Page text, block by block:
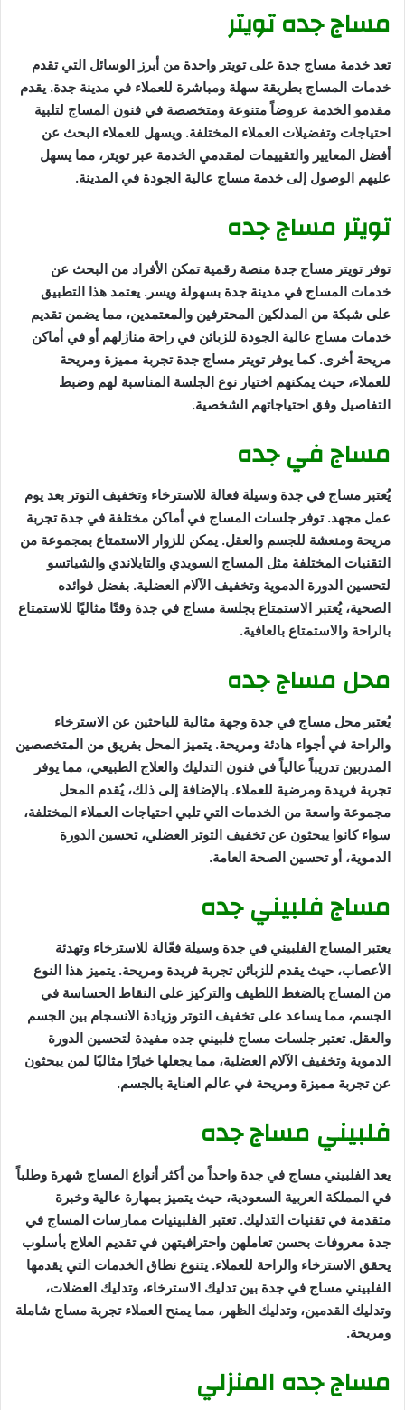
مساج جده تويتر
تعد خدمة مساج جدة على تويتر واحدة من أبرز الوسائل التي تقدم
خدمات المساج بطريقة سهلة ومباشرة للعملاء في مدينة جدة. يقدم
مقدمو الخدمة عروضاً متنوعة ومتخصصة في فنون المساج لتلبية
احتياجات وتفضيلات العملاء المختلفة. ويسهل للعملاء البحث عن
أفضل المعايير والتقييمات لمقدمي الخدمة عبر تويتر، مما يسهل
عليهم الوصول إلى خدمة مساج عالية الجودة في المدينة.
تويتر مساج جده
توفر تويتر مساج جدة منصة رقمية تمكن الأفراد من البحث عن
خدمات المساج في مدينة جدة بسهولة ويسر. يعتمد هذا التطبيق
على شبكة من المدلكين المحترفين والمعتمدين، مما يضمن تقديم
خدمات مساج عالية الجودة للزبائن في راحة منازلهم أو في أماكن
مريحة أخرى. كما يوفر تويتر مساج جدة تجربة مميزة ومريحة
للعملاء، حيث يمكنهم اختيار نوع الجلسة المناسبة لهم وضبط
التفاصيل وفق احتياجاتهم الشخصية.
مساج في جده
يُعتبر مساج في جدة وسيلة فعالة للاسترخاء وتخفيف التوتر بعد يوم
عمل مجهد. توفر جلسات المساج في أماكن مختلفة في جدة تجربة
مريحة ومنعشة للجسم والعقل. يمكن للزوار الاستمتاع بمجموعة من
التقنيات المختلفة مثل المساج السويدي والتايلاندي والشياتسو
لتحسين الدورة الدموية وتخفيف الآلام العضلية. بفضل فوائده
الصحية، يُعتبر الاستمتاع بجلسة مساج في جدة وقتًا مثاليًا للاستمتاع
بالراحة والاستمتاع بالعافية.
محل مساج جده
يُعتبر محل مساج في جدة وجهة مثالية للباحثين عن الاسترخاء
والراحة في أجواء هادئة ومريحة. يتميز المحل بفريق من المتخصصين
المدربين تدريباً عالياً في فنون التدليك والعلاج الطبيعي، مما يوفر
تجربة فريدة ومرضية للعملاء. بالإضافة إلى ذلك، يُقدم المحل
مجموعة واسعة من الخدمات التي تلبي احتياجات العملاء المختلفة،
سواء كانوا يبحثون عن تخفيف التوتر العضلي، تحسين الدورة
الدموية، أو تحسين الصحة العامة.
مساج فلبيني جده
يعتبر المساج الفلبيني في جدة وسيلة فعّالة للاسترخاء وتهدئة
الأعصاب، حيث يقدم للزبائن تجربة فريدة ومريحة. يتميز هذا النوع
من المساج بالضغط اللطيف والتركيز على النقاط الحساسة في
الجسم، مما يساعد على تخفيف التوتر وزيادة الانسجام بين الجسم
والعقل. تعتبر جلسات مساج فلبيني جده مفيدة لتحسين الدورة
الدموية وتخفيف الآلام العضلية، مما يجعلها خيارًا مثاليًا لمن يبحثون
عن تجربة مميزة ومريحة في عالم العناية بالجسم.
فلبيني مساج جده
يعد الفلبيني مساج في جدة واحداً من أكثر أنواع المساج شهرة وطلباً
في المملكة العربية السعودية، حيث يتميز بمهارة عالية وخبرة
متقدمة في تقنيات التدليك. تعتبر الفلبينيات ممارسات المساج في
جدة معروفات بحسن تعاملهن واحترافيتهن في تقديم العلاج بأسلوب
يحقق الاسترخاء والراحة للعملاء. يتنوع نطاق الخدمات التي يقدمها
الفلبيني مساج في جدة بين تدليك الاسترخاء، وتدليك العضلات،
وتدليك القدمين، وتدليك الظهر، مما يمنح العملاء تجربة مساج شاملة
ومريحة.
مساج جده المنزلي